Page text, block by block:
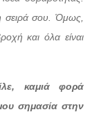
σειρά σου. Όμως,
και όλα είναι
καμιά φορά
σημασία στην